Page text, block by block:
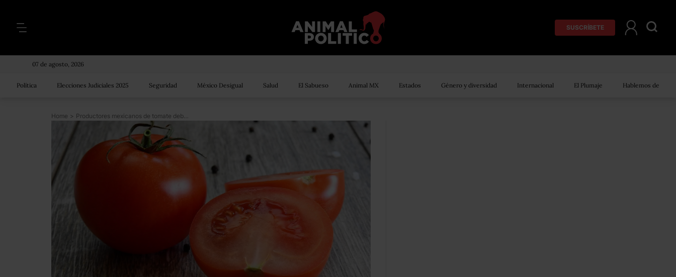
SUSCRÍBETE
07 de agosto, 2026
Política Elecciones Judiciales 2025 Seguridad México Desigual Salud El Sabueso Animal MX Estados Género y diversidad Internacional El Plumaje Hablemos de
Home > Productores mexicanos de tomate deberán pagar impuesto para exportar a EU